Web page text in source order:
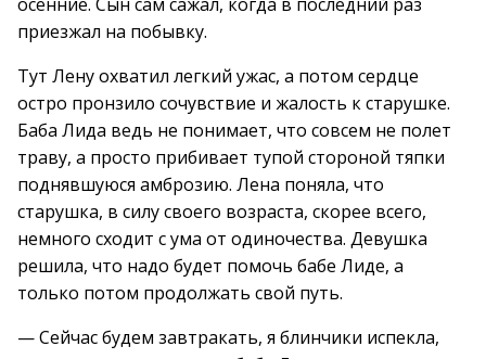
приезжал на побывку.
Тут Лену охватил легкий ужас, а потом сердце
остро пронзило сочувствие и жалость к старушке.
Баба Лида ведь не понимает, что совсем не полет
траву, а просто прибивает тупой стороной тяпки
поднявшуюся амброзию. Лена поняла, что
старушка, в силу своего возраста, скорее всего,
немного сходит с ума от одиночества. Девушка
решила, что надо будет помочь бабе Лиде, а
только потом продолжать свой путь.
— Сейчас будем завтракать, я блинчики испекла,